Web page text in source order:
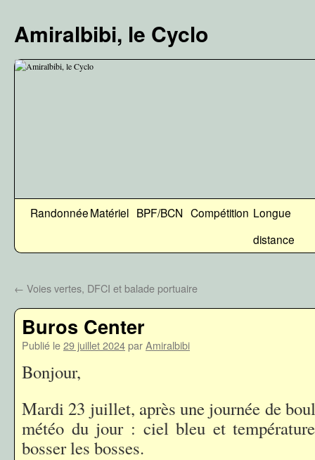
contenu
Amiralbibi, le Cyclo
RandonnéeMatériel BPF/BCN Compétition Longue
distance
← Voies vertes, DFCI et balade portuaire
Buros Center
Publié le29 juillet 2024parAmiralbibi
Bonjour,
Mardi 23 juillet, après une journée de
météo du jour : ciel bleu et
bosser les bosses.